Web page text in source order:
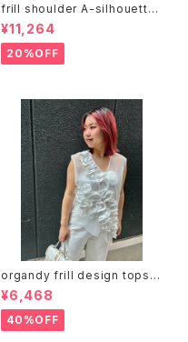
frill shoulder A-silhouette
design one-piece ワンピー
ス ロングワンピ Aライン フリル
¥11,264
20%OFF
organdy frill design tops ト
ップス オーガンジー フリル シー
スルー 重ね着
¥6,468
40%OFF